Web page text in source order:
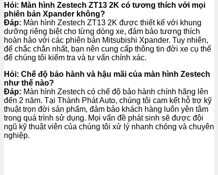
Hỏi: Màn hình Zestech ZT13 2K có tương thích với mọi
phiên bản Xpander không?
Đáp: Màn hình Zestech ZT13 2K được thiết kế với khung
dưỡng riêng biệt cho từng dòng xe, đảm bảo tương thích
hoàn hảo với các phiên bản Mitsubishi Xpander. Tuy nhiên,
để chắc chắn nhất, bạn nên cung cấp thông tin đời xe cụ thể
để chúng tôi kiểm tra và tư vấn chính xác.
Hỏi: Chế độ bảo hành và hậu mãi của màn hình Zestech
như thế nào?
Đáp: Màn hình Zestech có chế độ bảo hành chính hãng lên
đến 2 năm. Tại Thành Phát Auto, chúng tôi cam kết hỗ trợ kỹ
thuật trọn đời sản phẩm, đảm bảo khách hàng luôn yên tâm
trong quá trình sử dụng. Mọi vấn đề phát sinh sẽ được đội
ngũ kỹ thuật viên của chúng tôi xử lý nhanh chóng và chuyên
nghiệp.